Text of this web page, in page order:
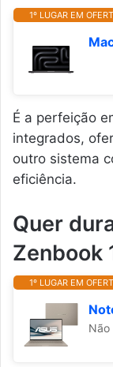
1º LUGAR EM
É a perfeição
integrados,
outro sistema
eficiência.
Quer
Zenbook
1º LUGAR EM
Não